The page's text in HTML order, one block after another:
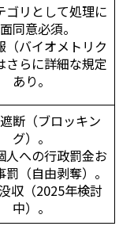
ゴリとして処理に
同意必須。
（バイオメトリク
さらに詳細な規定
あり。
断（ブロッキン
グ）。
人への行政罰金お
罰（自由剥奪）。
収（2025年検討
中）。